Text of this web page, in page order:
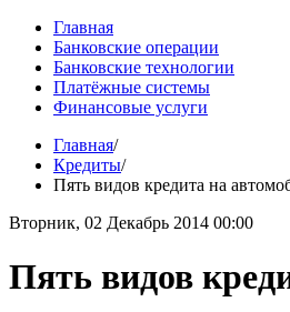
Главная
Банковские операции
Банковские технологии
Платёжные системы
Финансовые услуги
Главная/
Кредиты/
Пять видов кредита на
Вторник, 02 Декабрь 2014 00:00
Пять видов